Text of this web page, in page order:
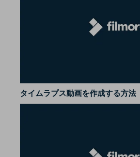
タイムラプス動画を作成する方法